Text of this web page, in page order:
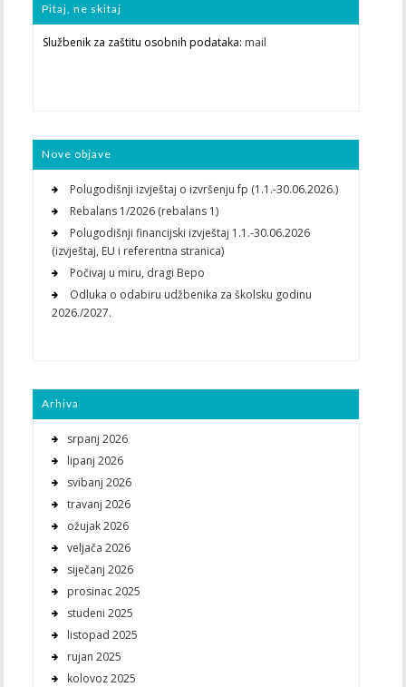
Pitaj, ne skitaj
Službenik za zaštitu osobnih podataka: mail
Nove objave
Polugodišnji izvještaj o izvršenju fp (1.1.-30.06.2026.)
Rebalans 1/2026 (rebalans 1)
Polugodišnji financijski izvještaj 1.1.-30.06.2026
(izvještaj, EU i referentna stranica)
Počivaj u miru, dragi Bepo
Odluka o odabiru udžbenika za školsku godinu
2026./2027.
Arhiva
srpanj 2026
lipanj 2026
svibanj 2026
travanj 2026
ožujak 2026
veljača 2026
siječanj 2026
prosinac 2025
studeni 2025
listopad 2025
rujan 2025
kolovoz 2025